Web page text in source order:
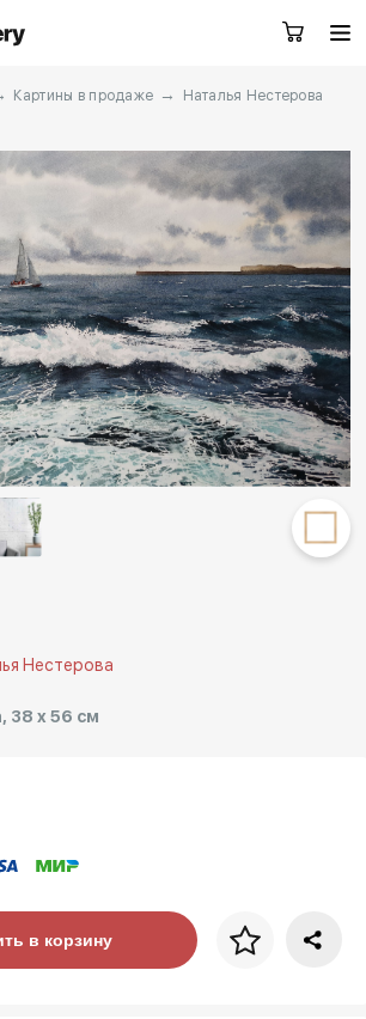
Художники
Услуги
Контакты
Заказать звонок
Картины в продаже → Наталья Нестерова
Нестерова
38 x 56 см
в корзину